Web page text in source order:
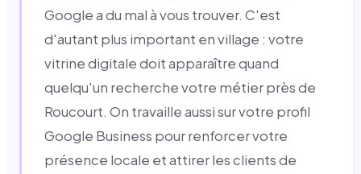
Google a du mal à vous trouver. C'est
d'autant plus important en village : votre
vitrine digitale doit apparaître quand
quelqu'un recherche votre métier près de
Roucourt. On travaille aussi sur votre profil
Google Business pour renforcer votre
présence locale et attirer les clients de